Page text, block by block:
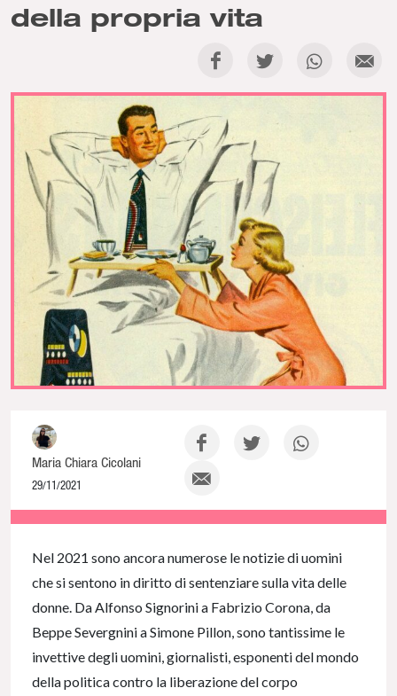
della propria vita
Maria Chiara Cicolani
29/11/2021
NaN% Complete
Nel 2021 sono ancora numerose le notizie di uomini
che si sentono in diritto di sentenziare sulla vita delle
donne. Da Alfonso Signorini a Fabrizio Corona, da
Beppe Severgnini a Simone Pillon, sono tantissime le
invettive degli uomini, giornalisti, esponenti del mondo
della politica contro la liberazione del corpo